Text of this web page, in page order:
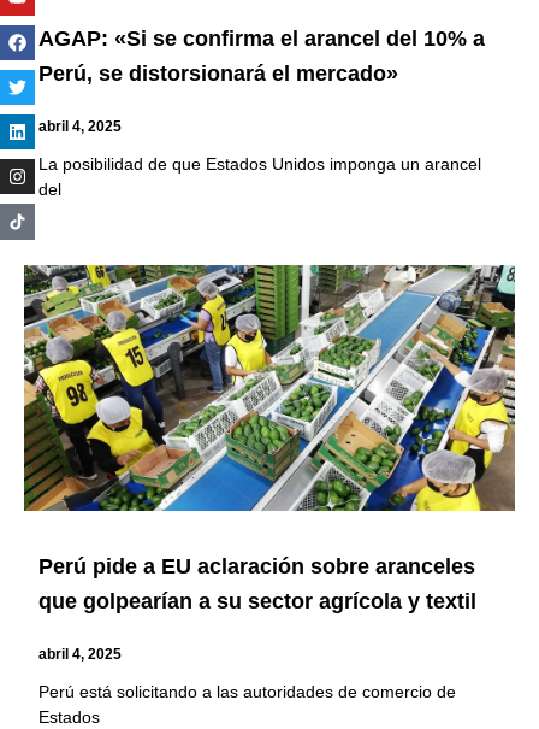
AGAP: «Si se confirma el arancel del 10% a
Perú, se distorsionará el mercado»
abril 4, 2025
La posibilidad de que Estados Unidos imponga un arancel
del
Perú pide a EU aclaración sobre aranceles
que golpearían a su sector agrícola y textil
abril 4, 2025
Perú está solicitando a las autoridades de comercio de
Estados